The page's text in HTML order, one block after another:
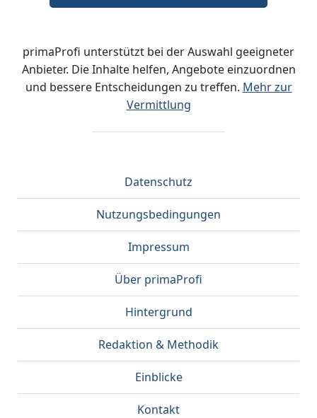
primaProfi unterstützt bei der Auswahl geeigneter
Anbieter. Die Inhalte helfen, Angebote einzuordnen
und bessere Entscheidungen zu treffen. Mehr zur
Vermittlung
Datenschutz
Nutzungsbedingungen
Impressum
Über primaProfi
Hintergrund
Redaktion & Methodik
Einblicke
Kontakt